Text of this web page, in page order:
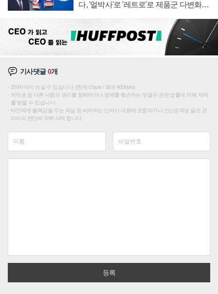
다, '얼박사'로 '레트로'로 제품군 다변화
기사댓글0개
200자까지 쓰실 수 있습니다. (현재 0 byte / 최대 400byte)
저작권 등 다른 사람의 권리를 침해하거나 명예를 훼손하는 댓글은 관련 법률에 의해 제재
를 받을 수 있습니다.
타인에게 불쾌감을 주는 욕설 등 비하하는 단어가 내용에 포함되거나 인신공격성 글은 관
리자의 판단에 의해 삭제 합니다.